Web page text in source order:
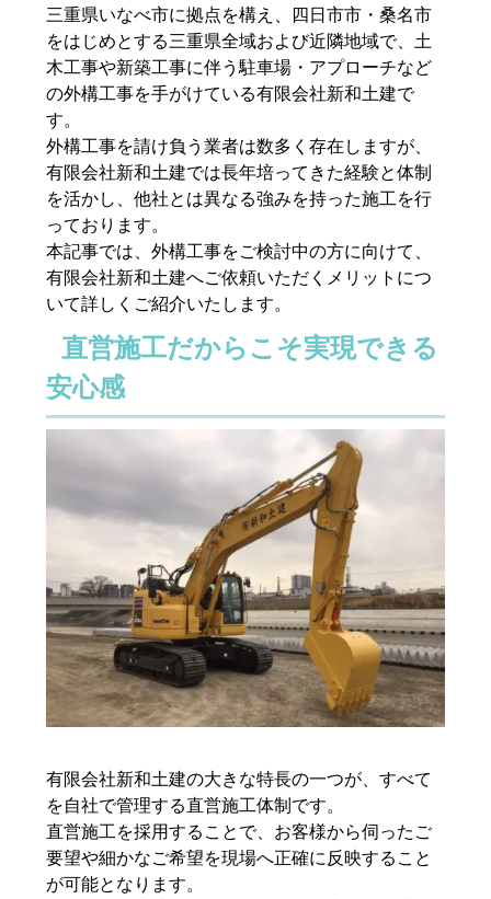
三重県いなべ市に拠点を構え、四日市市・桑名市
をはじめとする三重県全域および近隣地域で、土
木工事や新築工事に伴う駐車場・アプローチなど
の外構工事を手がけている有限会社新和土建で
す。
外構工事を請け負う業者は数多く存在しますが、
有限会社新和土建では長年培ってきた経験と体制
を活かし、他社とは異なる強みを持った施工を行
っております。
本記事では、外構工事をご検討中の方に向けて、
有限会社新和土建へご依頼いただくメリットにつ
いて詳しくご紹介いたします。
直営施工だからこそ実現できる
安心感
有限会社新和土建の大きな特長の一つが、すべて
を自社で管理する直営施工体制です。
直営施工を採用することで、お客様から伺ったご
要望や細かなご希望を現場へ正確に反映すること
が可能となります。